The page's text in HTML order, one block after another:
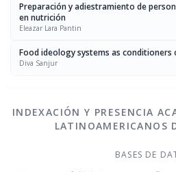
Preparación y adiestramiento de
en nutrición
Eleazar Lara Pantin
Food ideology systems as
Diva Sanjur
INDEXACIÓN Y PRESENCIA
LATINOAMERICANOS
BASES DE